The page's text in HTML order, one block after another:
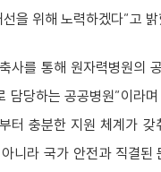
을 위해 노력하겠다”고 밝
사를 통해 원자력병원의
담당하는 공공병원”이라
터 충분한 지원 체계가
니라 국가 안전과 직결